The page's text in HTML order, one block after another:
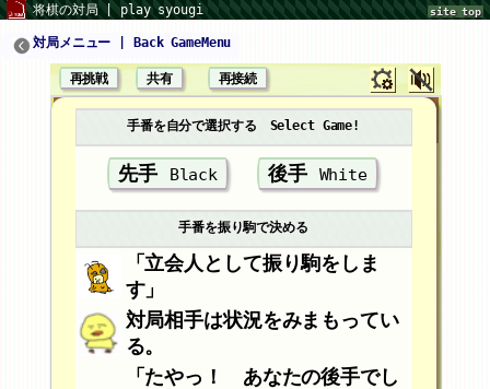
site top
将棋の対局 | play syougi
対局メニュー | Back GameMenu
再挑戦 共有 再接続
手番を自分で選択する Select Game!
先手 Black 後手 White
手番を振り駒で決める
「立会人として振り駒をしま
す」
対局相手は状況をみまもってい
る。
「たやっ！ あなたの後手でし